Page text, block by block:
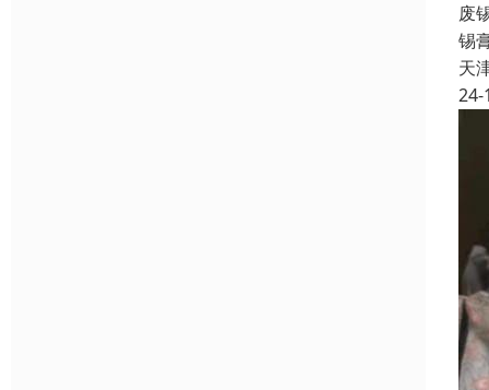
废
锡
天
24-